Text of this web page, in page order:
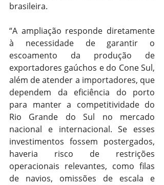
brasileira.
“A ampliação responde diretamente
à necessidade de garantir o
escoamento da produção de
exportadores gaúchos e do Cone Sul,
além de atender a importadores, que
dependem da eficiência do porto
para manter a competitividade do
Rio Grande do Sul no mercado
nacional e internacional. Se esses
investimentos fossem postergados,
haveria risco de restrições
operacionais relevantes, como filas
de navios, omissões de escala e